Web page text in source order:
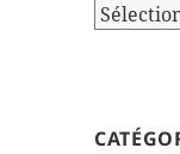
Archives